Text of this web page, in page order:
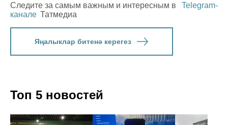
Следите за самым важным и интересным в
Telegram-
канале Татмедиа
Яңалыклар битенә керегез
Топ 5 новостей